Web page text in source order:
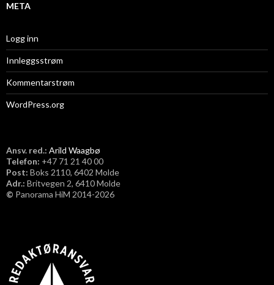
META
Logg inn
Innleggsstrøm
Kommentarstrøm
WordPress.org
Ansv. red.: Arild Waagbø
Telefon: ​+47 71 21 40 00
Post: Boks 2110, 6402 Molde
Adr.: Britvegen 2, 6410 Molde
© Panorama HiM 2014-2026